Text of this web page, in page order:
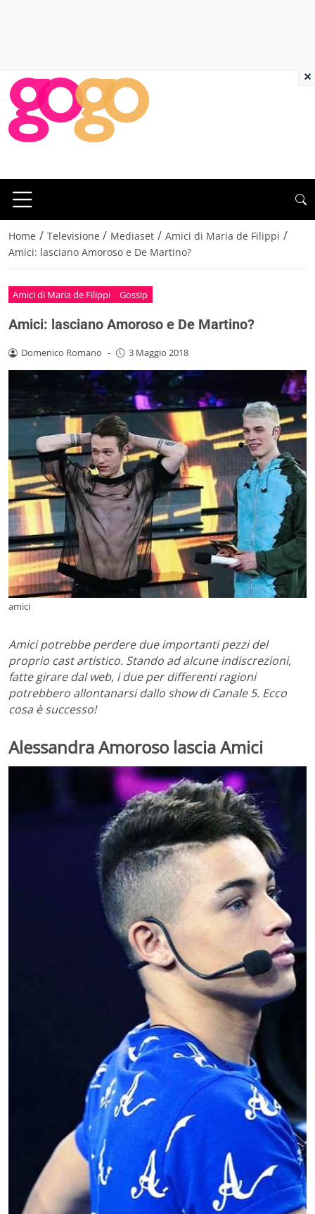
Home / Televisione / Mediaset / Amici di Maria de Filippi /
Amici: lasciano Amoroso e De Martino?
Amici di Maria de Filippi Gossip
Amici: lasciano Amoroso e De Martino?
Domenico Romano - 3 Maggio 2018
amici
Amici potrebbe perdere due importanti pezzi del
proprio cast artistico. Stando ad alcune indiscrezioni,
fatte girare dal web, i due per differenti ragioni
potrebbero allontanarsi dallo show di Canale 5. Ecco
cosa è successo!
Alessandra Amoroso lascia Amici
×